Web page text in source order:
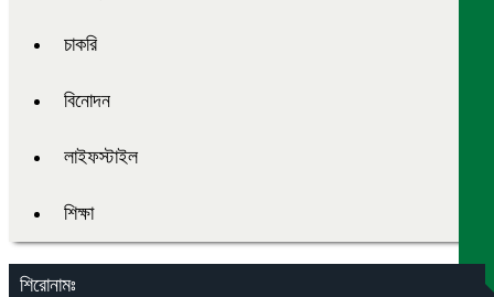
চাকরি
বিনোদন
লাইফস্টাইল
শিক্ষা
শিরোনামঃ